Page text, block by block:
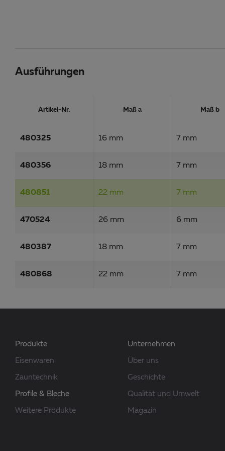
Ausführungen
Artikel-Nr. Maß a Maß b
480325 16 mm 7 mm
480356 18 mm 7 mm
480851 22 mm 7 mm
470524 26 mm 6 mm
480387 18 mm 7 mm
480868 22 mm 7 mm
Produkte
Eisenwaren
Zauntechnik
Profile & Bleche
Weitere Produkte
Unternehmen
Über uns
Geschichte
Qualität und Umwelt
Magazin